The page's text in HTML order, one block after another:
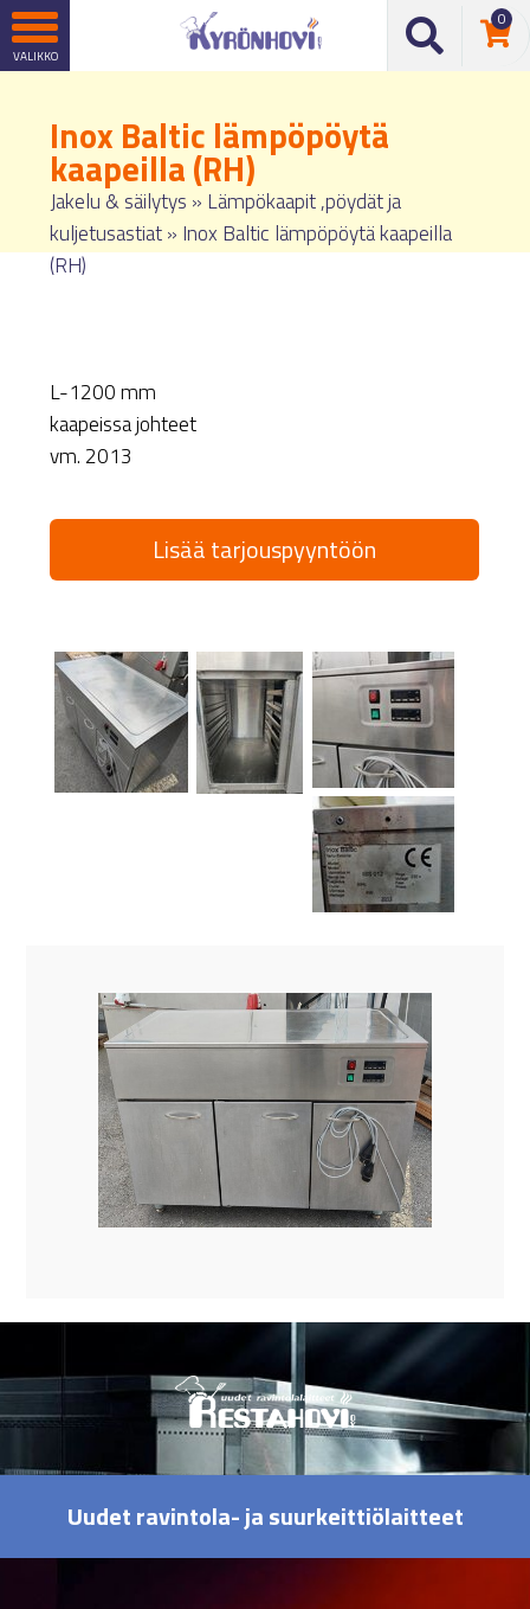
0
Inox Baltic lämpöpöytä
kaapeilla (RH)
Jakelu & säilytys » Lämpökaapit ,pöydät ja
kuljetusastiat» Inox Baltic lämpöpöytä kaapeilla
(RH)
L-1200 mm
kaapeissa johteet
vm. 2013
Lisää tarjouspyyntöön
Uudet ravintola- ja suurkeittiölaitteet